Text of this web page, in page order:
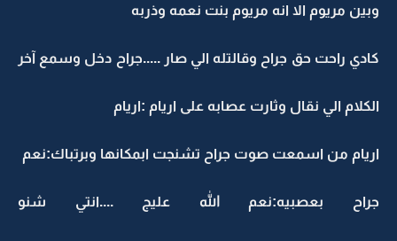
وبين مريوم الا انه مريوم بنت نعمه وذربه
كادي راحت حق جراح وقالتله الي صار .....جراح دخل وسمع آخر
الكلام الي نقال وثارت عصابه على اريام :اريام
اريام من اسمعت صوت جراح تشنجت ابمكانها وبرتباك:نعم
جراح بعصبيه:نعم الله عليج ....انتي شنو